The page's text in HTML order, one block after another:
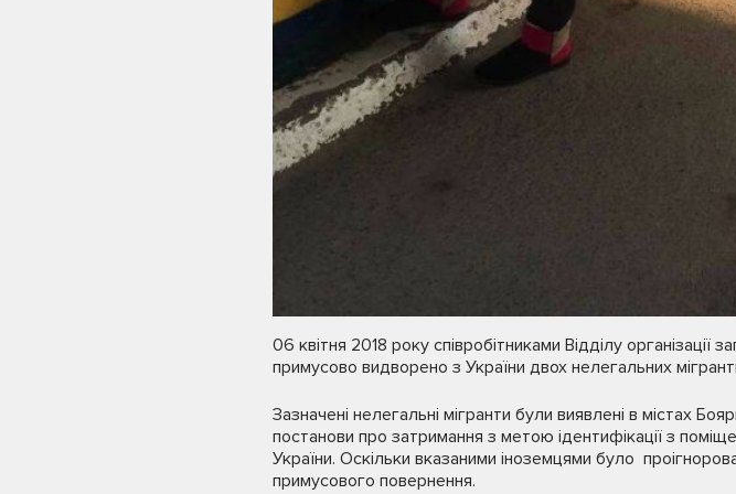
06 квітня 2018 року співробітниками Відділу організації
примусово видворено з України двох нелегальних
Зазначені нелегальні мігранти були виявлені в містах
постанови про затримання з метою ідентифікації з
України. Оскільки вказаними іноземцями було
примусового повернення.